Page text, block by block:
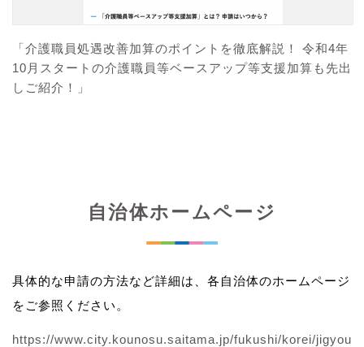
「介護職員処遇改善加算のポイントを徹底解説！ 令和4年
10月スタートの介護職員等ベースアップ等支援加算も先出
しご紹介！」
自治体ホームページ
具体的な申請の方法など詳細は、各自治体のホームページ
をご参照ください。
https://www.city.kounosu.saitama.jp/fukushi/korei/jigyou